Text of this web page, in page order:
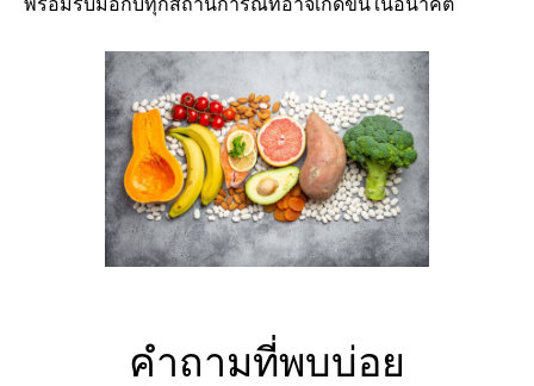
พร้อมรับมือกับทุกสถานการณ์ที่อาจเกิดขึ้นในอนาคต
คำถามที่พบบ่อย